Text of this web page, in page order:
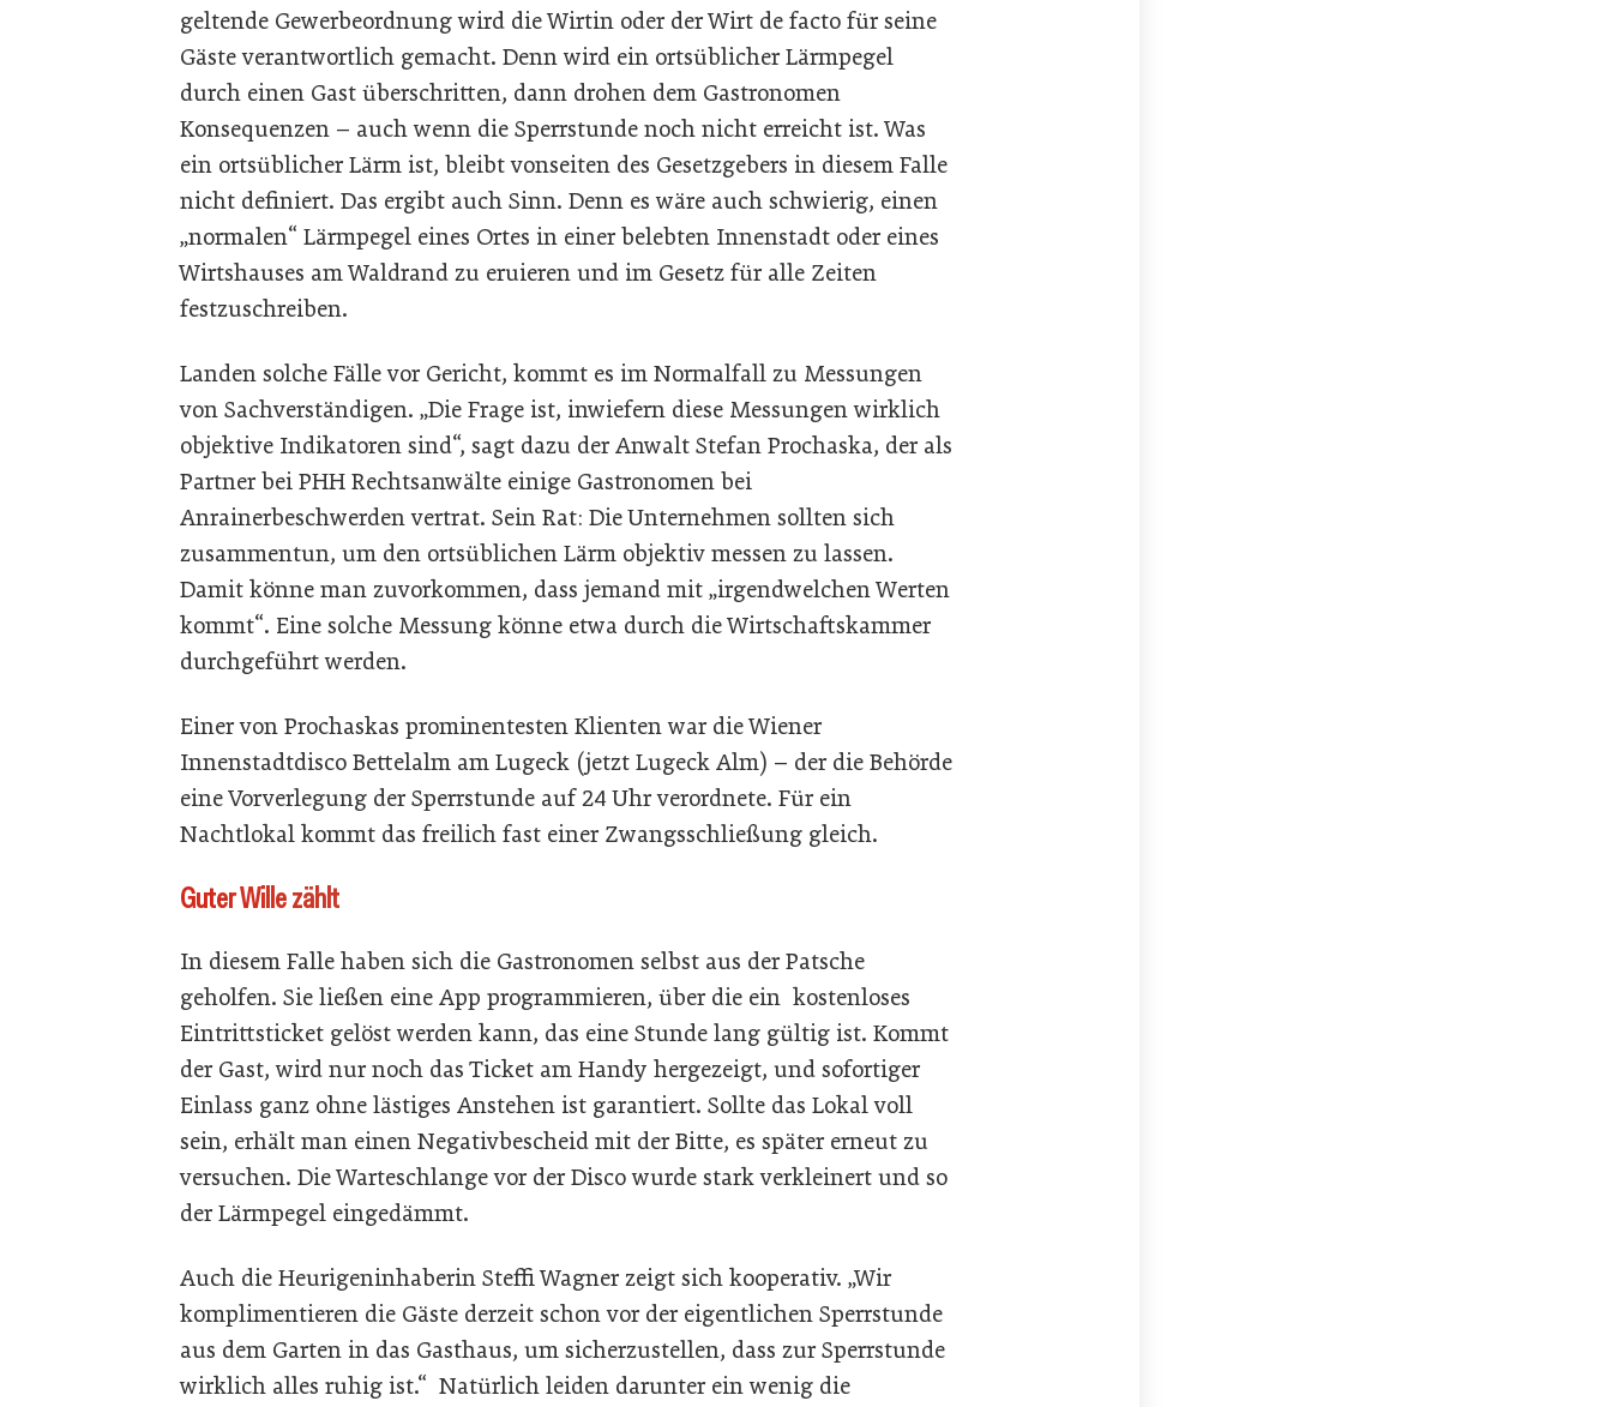
geltende Gewerbeordnung wird die Wirtin oder der Wirt de facto für seine
Gäste verantwortlich gemacht. Denn wird ein ortsüblicher Lärmpegel
durch einen Gast überschritten, dann drohen dem Gastronomen
Konsequenzen – auch wenn die Sperrstunde noch nicht erreicht ist. Was
ein ortsüblicher Lärm ist, bleibt vonseiten des Gesetzgebers in diesem Falle
nicht definiert. Das ergibt auch Sinn. Denn es wäre auch schwierig, einen
„normalen“ Lärmpegel eines Ortes in einer belebten Innenstadt oder eines
Wirtshauses am Waldrand zu eruieren und im Gesetz für alle Zeiten
festzuschreiben.
Landen solche Fälle vor Gericht, kommt es im Normalfall zu Messungen
von Sachverständigen. „Die Frage ist, inwiefern diese Messungen wirklich
objektive Indikatoren sind“, sagt dazu der Anwalt Stefan Prochaska, der als
Partner bei PHH Rechtsanwälte einige Gastronomen bei
Anrainerbeschwerden vertrat. Sein Rat: Die Unternehmen sollten sich
zusammentun, um den ortsüblichen Lärm objektiv messen zu lassen.
Damit könne man zuvorkommen, dass jemand mit „irgendwelchen Werten
kommt“. Eine solche Messung könne etwa durch die Wirtschaftskammer
durchgeführt werden.
Einer von Prochaskas prominentesten Klienten war die Wiener
Innenstadtdisco Bettelalm am Lugeck (jetzt Lugeck Alm) – der die Behörde
eine Vorverlegung der Sperrstunde auf 24 Uhr verordnete. Für ein
Nachtlokal kommt das freilich fast einer Zwangsschließung gleich.
Guter Wille zählt
In diesem Falle haben sich die Gastronomen selbst aus der Patsche
geholfen. Sie ließen eine App programmieren, über die ein kostenloses
Eintrittsticket gelöst werden kann, das eine Stunde lang gültig ist. Kommt
der Gast, wird nur noch das Ticket am Handy hergezeigt, und sofortiger
Einlass ganz ohne lästiges Anstehen ist garantiert. Sollte das Lokal voll
sein, erhält man einen Negativbescheid mit der Bitte, es später erneut zu
versuchen. Die Warteschlange vor der Disco wurde stark verkleinert und so
der Lärmpegel eingedämmt.
Auch die Heurigeninhaberin Steffi Wagner zeigt sich kooperativ. „Wir
komplimentieren die Gäste derzeit schon vor der eigentlichen Sperrstunde
aus dem Garten in das Gasthaus, um sicherzustellen, dass zur Sperrstunde
wirklich alles ruhig ist.“ Natürlich leiden darunter ein wenig die